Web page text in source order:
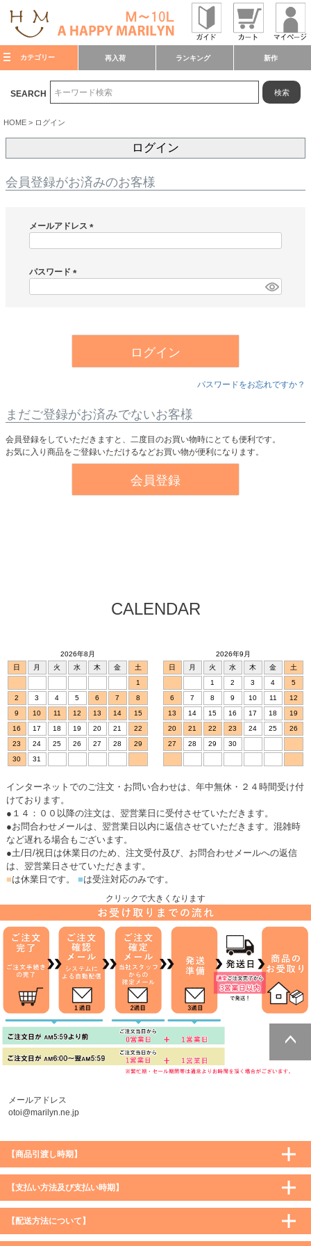
カテゴリー 再入荷 ランキング 新作
SEARCH 検索
HOME ログイン
ログイン
会員登録がお済みのお客様
メールアドレス
)
パスワード
ログイン
パスワードをお忘れですか？
まだご登録がお済みでないお客様
会員登録をしていただきますと、二度目のお買い物時にとても便利です。
お気に入り商品をご登録いただけるなどお買い物が便利になります。
会員登録
ページトッ
プへ
CALENDAR
2026年8月
日
月 火 水 木 金
土
1
2
3 4 5 6 7
8
9
10 11 12 13 14
15
16
17 18 19 20 21
22
23
24 25 26 27 28
29
30
31
2026年9月
日
月 火 水 木 金
土
1
2 3 4
5
6
7 8 9 10 11
12
13
14 15 16 17 18
19
20
21 22 23 24 25
26
27
28 29 30
インターネットでのご注文・お問い合わせは、年中無休・２４時間受け付
けております。
●１４：００以降の注文は、翌営業日に受付させていただきます。
●お問合わせメールは、翌営業日以内に返信させていただきます。混雑時
など遅れる場合もございます。
●土/日/祝日は休業日のため、注文受付及び、お問合わせメールへの返信
は、翌営業日させていただきます。
■は休業日です。 ■は受注対応のみです。
クリックで大きくなります
メールアドレス
otoi@marilyn.ne.jp
【商品引渡し時期】
【支払い方法及び支払い時期】
【配送方法について】